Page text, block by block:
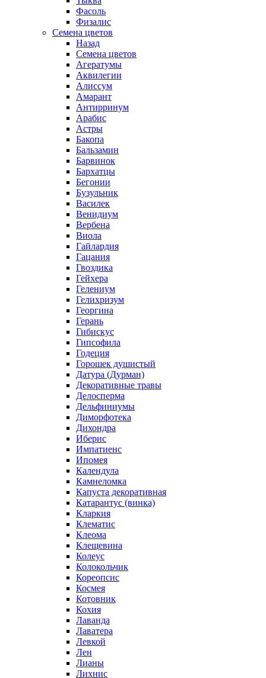
Фасоль
Физалис
Семена цветов
Назад
Семена цветов
Агератумы
Аквилегии
Алиссум
Амарант
Антирринум
Арабис
Астры
Бакопа
Бальзамин
Барвинок
Бархатцы
Бегонии
Бузульник
Василек
Венидиум
Вербена
Виола
Гайлардия
Гацания
Гвоздика
Гейхера
Гелениум
Гелихризум
Георгина
Герань
Гибискус
Гипсофила
Годеция
Горошек душистый
Датура (Дурман)
Декоративные травы
Делосперма
Дельфиниумы
Диморфотека
Дихондра
Иберис
Импатиенс
Ипомея
Календула
Камнеломка
Капуста декоративная
Катарантус (винка)
Кларкия
Клематис
Клеома
Клещевина
Колеус
Колокольчик
Кореопсис
Космея
Котовник
Кохия
Лаванда
Лаватера
Левкой
Лен
Лианы
Лихнис